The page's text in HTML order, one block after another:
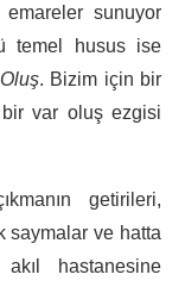
sunuyor
temel husus ise
. Bizim için bir
var oluş ezgisi
getirileri,
saymalar ve hatta
hastanesine